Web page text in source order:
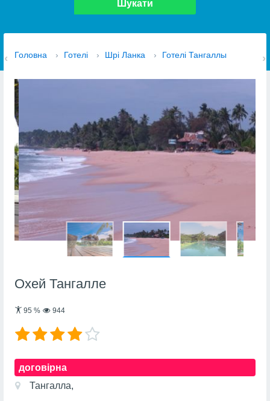
Шукати
Головна › Готелі › Шрі Ланка › Готелі Тангаллы
Охей Тангалле
95 % 944
договірна
Тангалла,